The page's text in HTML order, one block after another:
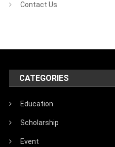
Contact Us
CATEGORIES
Education
Scholarship
Event